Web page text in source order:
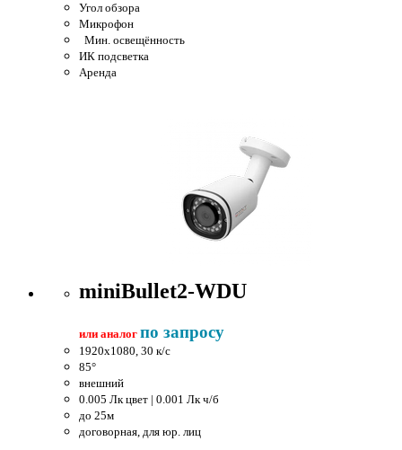
Угол обзора
Микрофон
Мин. освещённость
ИК подсветка
Аренда
miniBullet2-WDU
или аналог по запросу
1920x1080, 30 к/c
85°
внешний
0.005 Лк цвет | 0.001 Лк ч/б
до 25м
договорная, для юр. лиц